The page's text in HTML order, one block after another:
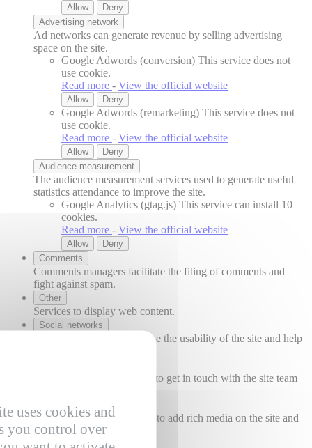
Allow
Deny
Advertising network
Ad networks can generate revenue by selling advertising
space on the site.
Google Adwords (conversion) This service does not
use cookie.
Read more - View the official website
Allow Deny
Google Adwords (remarketing) This service does not
use cookie.
Read more - View the official website
Allow
Deny
Audience measurement
The audience measurement services used to generate useful
statistics attendance to improve the site.
Google Analytics (gtag.js) This service can install 10
cookies.
Read more - View the official website
Allow
Deny
Comments
Comments managers facilitate the filing of comments and
fight against spam.
Other
Services to display web content.
Social networks
Social networks can improve the usability of the site and help
Support services allow you to get in touch with the site team
Video sharing services help to add rich media on the site and
increase its visibility.
uses cookies and
you control over